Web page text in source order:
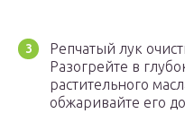
Репчатый лук
Разогрейте в
растительного
обжаривайте его